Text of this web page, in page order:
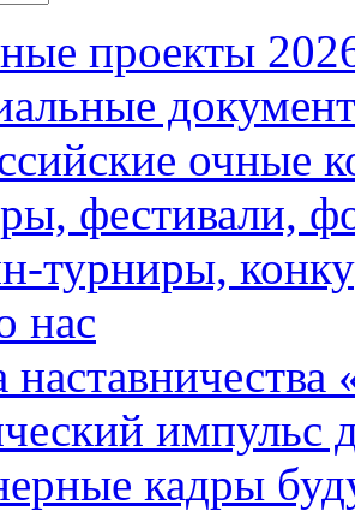
проекты
очные
фестивали,
турниры,
нас
импульс
кадры